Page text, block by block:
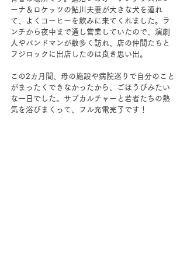
ーナ＆ロケッツの鮎川夫妻が大きな犬を連れ
て、よくコーヒーを飲みに来てくれました。ラ
ンチから夜中まで通し営業していたので、演劇
人やバンドマンが数多く訪れ、店の仲間たちと
フジロックに出店したのは良き思い出。
この2カ月間、母の施設や病院巡りで自分のこと
がまったくできなかったから、ごほうびみたい
な一日でした。サブカルチャーと若者たちの熱
気を浴びまくって、フル充電完了です！